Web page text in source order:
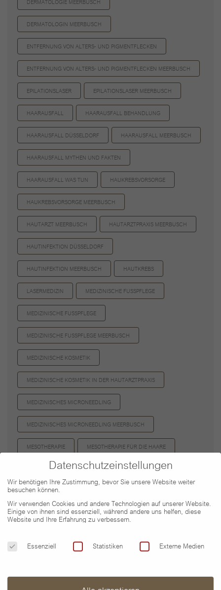
DERMATOLOGIN MEERBUSCH
ENTFERNUNG VON ALTERS- UND PIGMENTFLECKEN
ENTFERNUNG VON ALTERS- UND PIGMENTFLECKEN MEERBUSCH
EPILATIONSLASER EPILATIONSLASER MEERBUSCH
HAARAUSFALL HAARAUSFALL BEHANDLUNG
HAARAUSFALL DÜSSELDORF HAARAUSFALL MEERBUSCH
HAARAUSFALL MYTHEN UND FAKTEN
HAARAUSFALL WAS TUN HAUKREBSVORSORGE
HAUKREBSVORSORGE MEERBUSCH
HAUTARZT MEERBUSCH HAUTARZTPRAXIS MEERBUSCH
HAUTINFEKTION DÜSSELDORF
HAUTINFEKTION MEERBUSCH HAUTKREBS
LASERMEDIZIN MEDIZINISCHE FUSSPFLEGE
MEDIZINISCHE FUSSPFLEGE
MEDIZINISCHE FUSSPFLEGE MEERBUSCH
MEDIZINISCHE KOSMETIK
MEDIZINISCHE KOSMETIK IN DER HAUTARZTPRAXIS
MEDIZINISCHES MICRONEEDLING
MEDIZINISCHES MICRONEEDLING MEERBUSCH
MESOTHERAPIE MESOTHERAPIE FÜR DIE HAARE
MICRODERMABRASION
MICRODERMABRASION DÜSSELDORF
MICRODERMABRASION MEERBUSCH MICRONEEDLING
Datenschutzeinstellungen
Wir benötigen Ihre Zustimmung, bevor Sie unsere Website weiter
besuchen können.
Wir verwenden Cookies und andere Technologien auf unserer Website.
Einige von ihnen sind essenziell, während andere uns helfen, diese
Website und Ihre Erfahrung zu verbessern.
Essenziell
Statistiken Externe Medien